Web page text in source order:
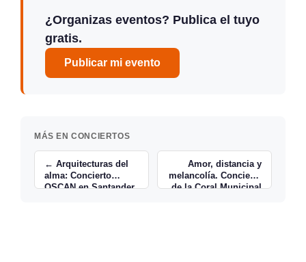
¿Organizas eventos? Publica el tuyo
gratis.
Publicar mi evento
MÁS EN CONCIERTOS
← Arquitecturas del
alma: Concierto
OSCAN en Santander
Amor, distancia y
melancolía. Concierto
de la Coral Municipal